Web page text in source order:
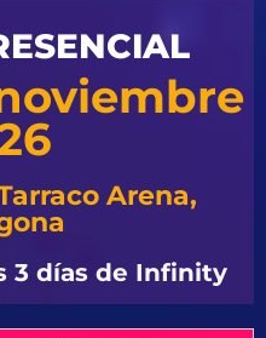
Arena,
3 días de Infinity